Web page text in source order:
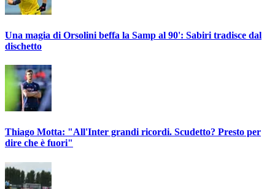
Una magia di Orsolini beffa la Samp al 90': Sabiri tradisce dal
dischetto
Thiago Motta: "All'Inter grandi ricordi. Scudetto? Presto per
dire che è fuori"